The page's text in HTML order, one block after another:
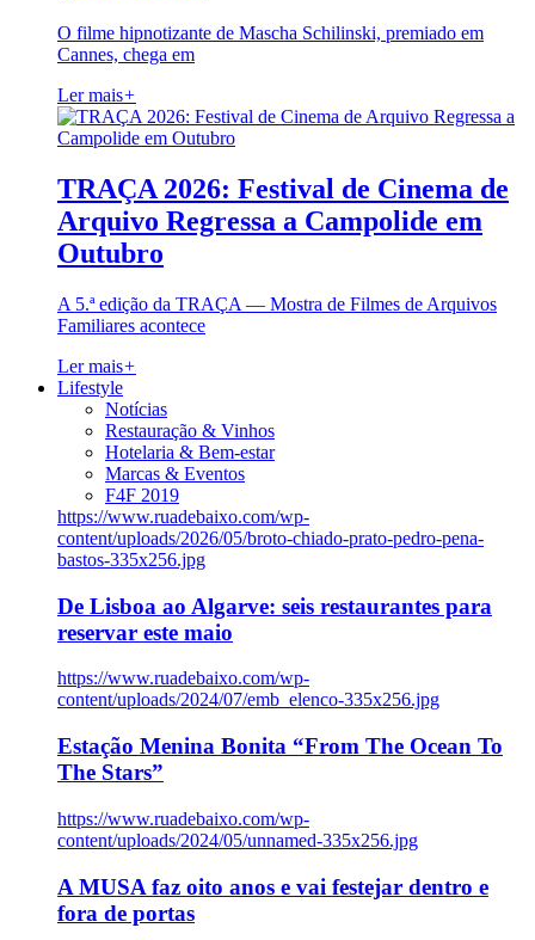
O filme hipnotizante de Mascha Schilinski, premiado em
Cannes, chega em
Ler mais+
TRAÇA 2026: Festival de Cinema de
Arquivo Regressa a Campolide em
Outubro
A 5.ª edição da TRAÇA — Mostra de Filmes de Arquivos
Familiares acontece
Ler mais+
Lifestyle
Notícias
Restauração & Vinhos
Hotelaria & Bem-estar
Marcas & Eventos
F4F 2019
https://www.ruadebaixo.com/wp-
content/uploads/2026/05/broto-chiado-prato-pedro-pena-
bastos-335x256.jpg
De Lisboa ao Algarve: seis restaurantes para
reservar este maio
https://www.ruadebaixo.com/wp-
content/uploads/2024/07/emb_elenco-335x256.jpg
Estação Menina Bonita “From The Ocean To
The Stars”
https://www.ruadebaixo.com/wp-
content/uploads/2024/05/unnamed-335x256.jpg
A MUSA faz oito anos e vai festejar dentro e
fora de portas